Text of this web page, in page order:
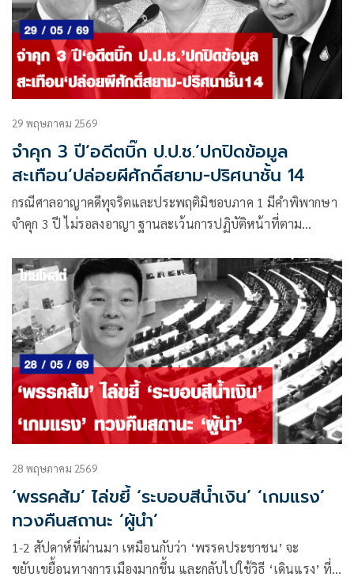
29 พฤษภาคม 2569
จำคุก 3 ปี‘อดีตบิ๊ก ป.ป.ช.’ปกปิดข้อมูล
สะเทือน‘ปล่อยผีศักดิ์สยาม-ปริศนาชั้น 14
กรณีศาลอาญาคดีทุจริตและประพฤติมิชอบภาค 1 มีคำพิพากษา
จำคุก 3 ปี ไม่รอลงอาญา ฐานละเว้นการปฏิบัติหน้าที่ตาม
ปราบปรามการทุจริตแห่งชาติ (ป.ป.ช.) คือ พล.ต.อ.วัชรพล
ประสารราชกิจ อดีตประธาน ป.ป.ช. และ น.ส.สุภา ปิยะจิตติ
อดีตกรรมการ ป.ป.ช.
28 พฤษภาคม 2569
‘พรรคส้ม’ ไล่ขยี้ ‘ระบอบสีน้ำเงิน’ ‘เกมแรง’
ทวงคืนสถานะ ‘ผู้นำ’
1-2 สัปดาห์ที่ผ่านมา เหมือนกับว่า ‘พรรคประชาชน’ จะ
ขยับเขยื้อนทางการเมืองมากขึ้น และกลับไปใช้วิธี ‘เดินแรง’ ที่